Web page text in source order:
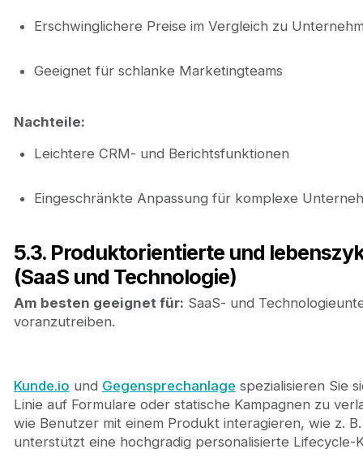
Erschwinglichere Preise im Vergleich zu
Geeignet für schlanke Marketingteams
Nachteile:
Leichtere CRM- und Berichtsfunktionen
Eingeschränkte Anpassung für komplexe
5.3. Produktorientierte und
(SaaS und Technologie)
Am besten geeignet für: SaaS- und
voranzutreiben.
Kunde.io und Gegensprechanlage spezialisieren Sie
Linie auf Formulare oder statische Kampagnen zu
wie Benutzer mit einem Produkt interagieren, wie z.
unterstützt eine hochgradig personalisierte Lifecycle-